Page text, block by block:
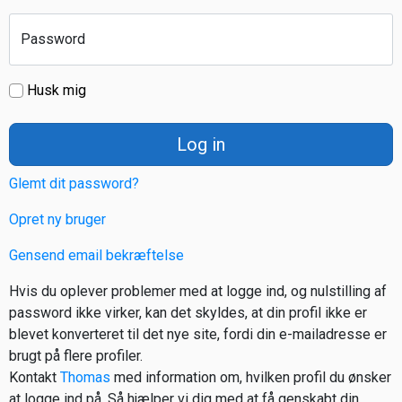
Password
Husk mig
Log in
Glemt dit password?
Opret ny bruger
Gensend email bekræftelse
Hvis du oplever problemer med at logge ind, og nulstilling af
password ikke virker, kan det skyldes, at din profil ikke er
blevet konverteret til det nye site, fordi din e-mailadresse er
brugt på flere profiler.
Kontakt Thomas med information om, hvilken profil du ønsker